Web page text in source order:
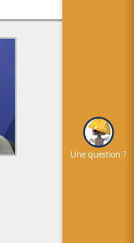
Une question ?